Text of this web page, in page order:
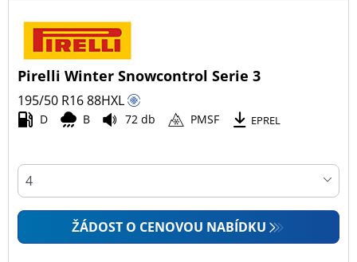
Pirelli Winter Snowcontrol Serie 3
195/50 R1688HXL
D B 72 db PMSF EPREL
ŽÁDOST O CENOVOU NABÍDKU